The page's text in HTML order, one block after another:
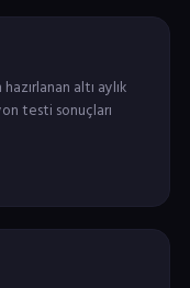
altı aylık
testi sonuçları